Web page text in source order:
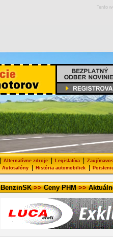
Tento
Alternatívne zdroje Legislatíva
Autosalóny| História automobiliek|
BenzinSK>>Ceny PHM>>